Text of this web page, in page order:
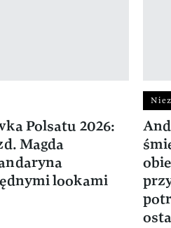
Polsatu 2026:
Magda
lookami